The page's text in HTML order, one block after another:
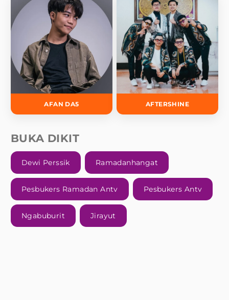
AFAN DA5 AFTERSHINE
BUKA DIKIT
Dewi Perssik Ramadanhangat
Pesbukers Ramadan Antv Pesbukers Antv
Ngabuburit Jirayut